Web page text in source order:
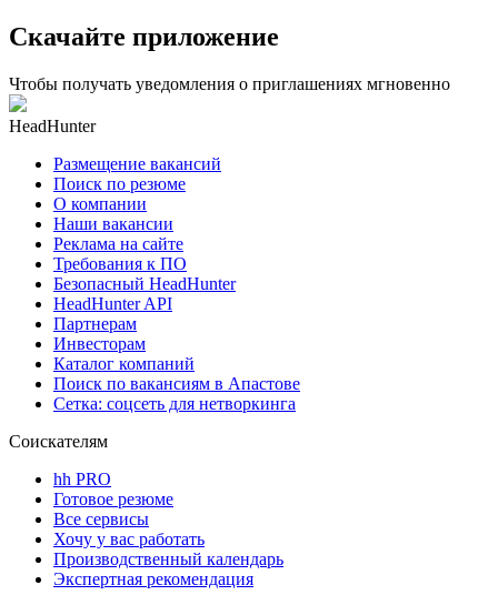
Скачайте приложение
Чтобы получать уведомления о приглашениях мгновенно
HeadHunter
Размещение вакансий
Поиск по резюме
О компании
Наши вакансии
Реклама на сайте
Требования к ПО
Безопасный HeadHunter
HeadHunter API
Партнерам
Инвесторам
Каталог компаний
Поиск по вакансиям в Апастове
Сетка: соцсеть для нетворкинга
Соискателям
hh PRO
Готовое резюме
Все сервисы
Хочу у вас работать
Производственный календарь
Экспертная рекомендация